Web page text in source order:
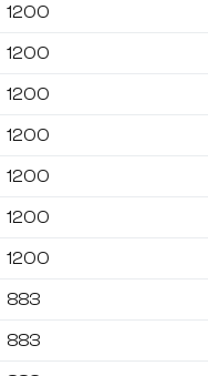
1200
1200
1200
1200
1200
1200
1200
883
883